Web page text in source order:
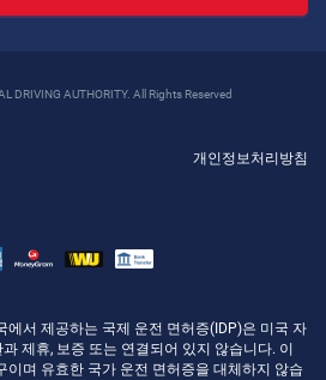
AUTHORITY. All Rights Reserved
개인정보처리방침
에서 제공하는 국제 운전 면허증(IDP)은 미국 자
제휴, 보증 또는 연결되어 있지 않습니다. 이
이며 유효한 국가 운전 면허증을 대체하지 않습